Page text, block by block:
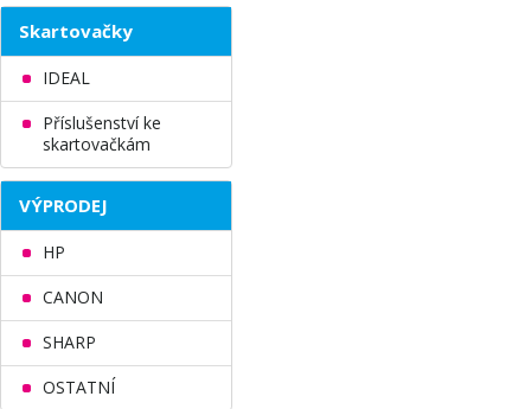
Skartovačky
IDEAL
Příslušenství ke
skartovačkám
VÝPRODEJ
HP
CANON
SHARP
OSTATNÍ